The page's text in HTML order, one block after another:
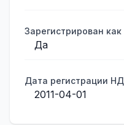
Зарегистрирован
Да
Дата регистрации
2011-04-01